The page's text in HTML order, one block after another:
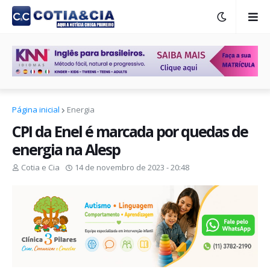
Página inicial Energia
CPI da Enel é marcada por quedas de
energia na Alesp
Cotia e Cia 14 de novembro de 2023 - 20:48